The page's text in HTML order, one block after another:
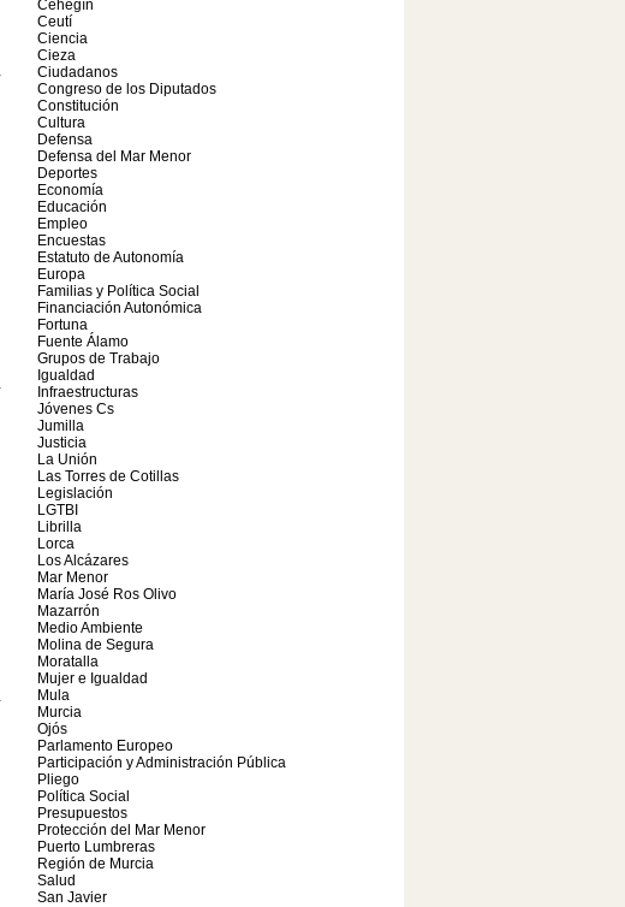
Cehegín
Ceutí
Ciencia
Cieza
Ciudadanos
Congreso de los Diputados
Constitución
Cultura
Defensa
Defensa del Mar Menor
Deportes
Economía
Educación
Empleo
Encuestas
Estatuto de Autonomía
Europa
Familias y Política Social
Financiación Autonómica
Fortuna
Fuente Álamo
Grupos de Trabajo
Igualdad
Infraestructuras
Jóvenes Cs
Jumilla
Justicia
La Unión
Las Torres de Cotillas
Legislación
LGTBI
Librilla
Lorca
Los Alcázares
Mar Menor
María José Ros Olivo
Mazarrón
Medio Ambiente
Molina de Segura
Moratalla
Mujer e Igualdad
Mula
Murcia
Ojós
Parlamento Europeo
Participación y Administración Pública
Pliego
Política Social
Presupuestos
Protección del Mar Menor
Puerto Lumbreras
Región de Murcia
Salud
San Javier